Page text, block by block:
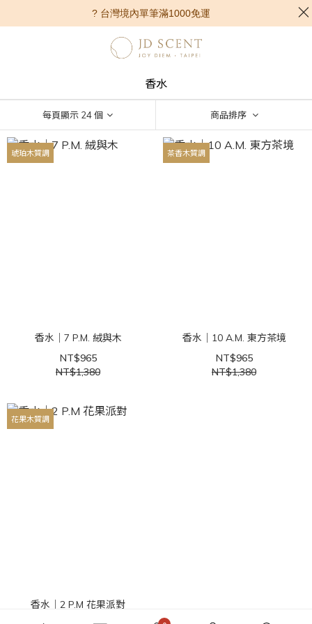
香水
每頁顯示 24 個 商品排序
琥珀木質調
香水｜7 P.M. 絨與木
NT$965
NT$1,380
茶香木質調
香水｜10 A.M. 東方茶境
NT$965
NT$1,380
花果木質調
香水｜2 P.M 花果派對
? 台灣境內單筆滿1000免運